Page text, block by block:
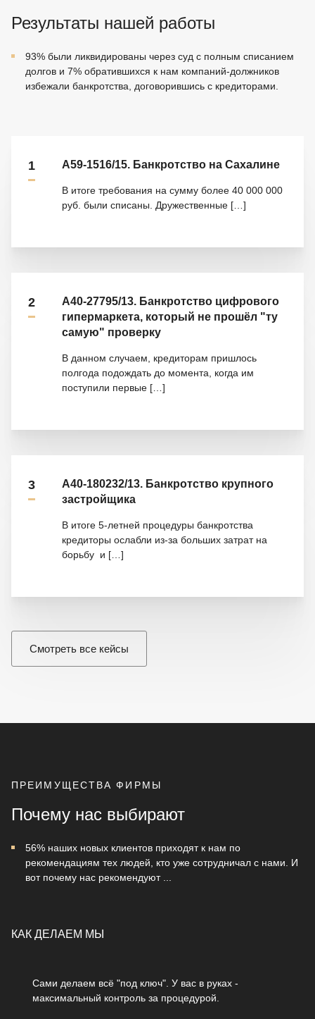
Результаты нашей работы
93% были ликвидированы через суд с полным списанием
долгов и 7% обратившихся к нам компаний-должников
избежали банкротства, договорившись с кредиторами.
1 А59-1516/15. Банкротство на Сахалине
В итоге требования на сумму более 40 000 000
руб. были списаны. Дружественные […]
2
А40-27795/13. Банкротство цифрового
гипермаркета, который не прошёл "ту
самую" проверку
В данном случаем, кредиторам пришлось
полгода подождать до момента, когда им
поступили первые […]
3
А40-180232/13. Банкротство крупного
застройщика
В итоге 5-летней процедуры банкротства
кредиторы ослабли из-за больших затрат на
борьбу и […]
Смотреть все кейсы
ПРЕИМУЩЕСТВА ФИРМЫ
Почему нас выбирают
56% наших новых клиентов приходят к нам по
рекомендациям тех людей, кто уже сотрудничал с нами. И
вот почему нас рекомендуют ...
КАК ДЕЛАЕМ МЫ
Сами делаем всё "под ключ". У вас в руках -
максимальный контроль за процедурой.